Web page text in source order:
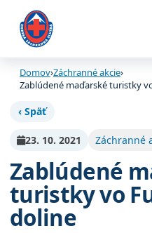
Domov›Záchranné akcie›
Zablúdené maďarské turistky
‹ Späť
23. 10. 2021 Záchranné
Zablúdené
turistky vo
doline